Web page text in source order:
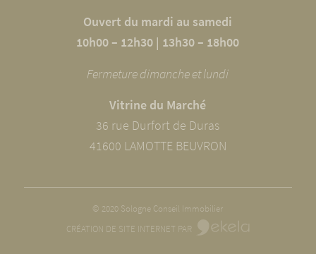
Ouvert du mardi au samedi
10h00 – 12h30 | 13h30 – 18h00
Fermeture dimanche et lundi
Vitrine du Marché
36 rue Durfort de Duras
41600 LAMOTTE BEUVRON
© 2020 Sologne Conseil Immobilier
CRÉATION DE SITE INTERNET PAR